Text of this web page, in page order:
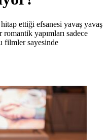
ettiği efsanesi yavaş yavaş
yapımları sadece
filmler sayesinde